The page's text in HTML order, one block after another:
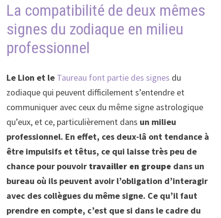
La compatibilité de deux mêmes
signes du zodiaque en milieu
professionnel
Le Lion et le Taureau font partie des signes du
zodiaque qui peuvent difficilement s’entendre et
communiquer avec ceux du même signe astrologique
qu’eux, et ce, particulièrement dans un milieu
professionnel. En effet, ces deux-lâ ont tendance à
être impulsifs et têtus, ce qui laisse très peu de
chance pour pouvoirtravailler en groupe dans un
bureau où ils peuvent avoir l’obligation d’interagir
avec des collègues du même signe. Ce qu’il faut
prendre en compte, c’est que si dans le cadre du